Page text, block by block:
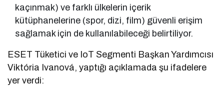
kaçınmak) ve farklı ülkelerin içerik
kütüphanelerine (spor, dizi, film) güvenli erişim
sağlamak için de kullanılabileceği belirtiliyor.
ESET Tüketici ve IoT Segmenti Başkan Yardımcısı
Viktória Ivanová, yaptığı açıklamada şu ifadelere
yer verdi: